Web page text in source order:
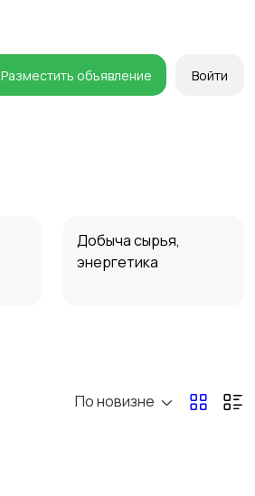
Разместить объявление Войти
Добыча сырья,
энергетика
По новизне